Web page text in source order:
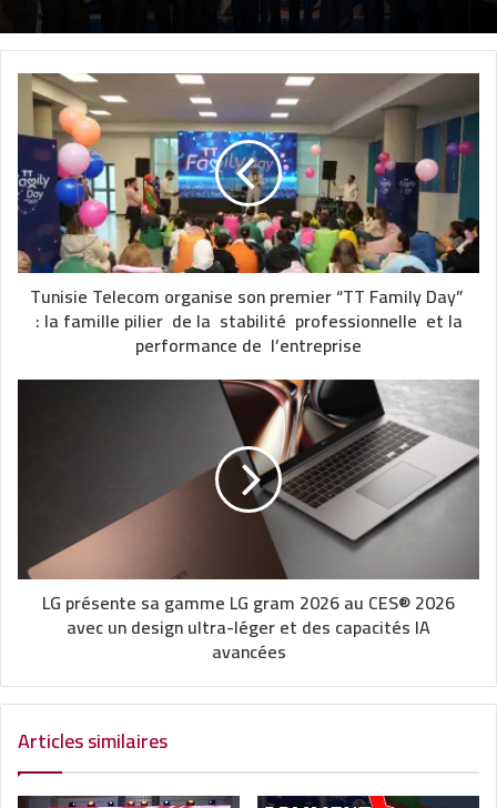
Tunisie Telecom organise son premier “TT Family Day”
: la famille pilier de la stabilité professionnelle et la
performance de l’entreprise
LG présente sa gamme LG gram 2026 au CES® 2026
avec un design ultra-léger et des capacités IA
avancées
Articles similaires